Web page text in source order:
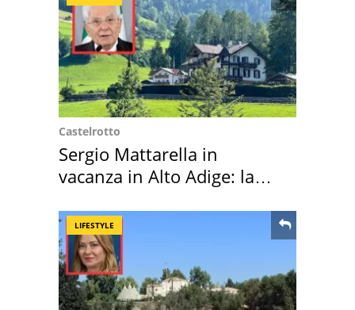
Castelrotto
Sergio Mattarella in
vacanza in Alto Adige: la
LIFESTYLE